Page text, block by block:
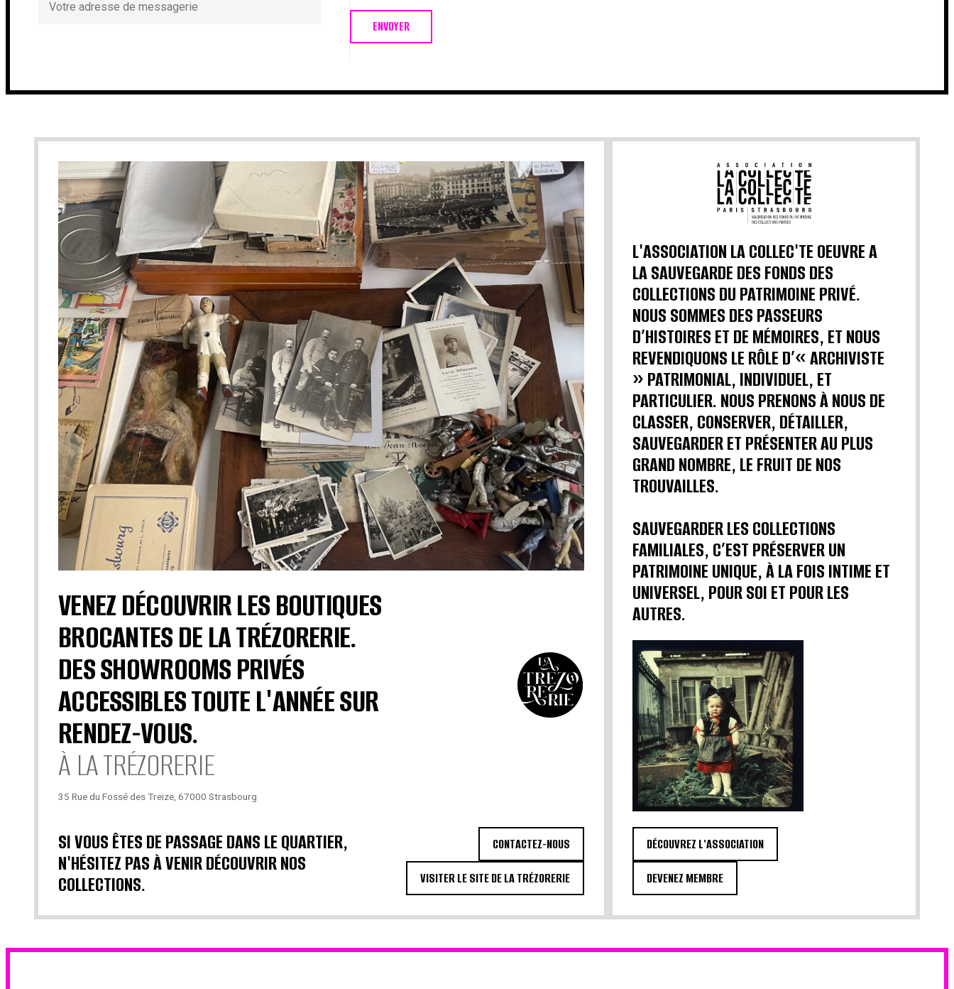
ENVOYER
VENEZ DÉCOUVRIR LES BOUTIQUES
BROCANTES DE LA TRÉZORERIE.
DES SHOWROOMS PRIVÉS
ACCESSIBLES TOUTE L'ANNÉE SUR
RENDEZ-VOUS.
À LA TRÉZORERIE
35 Rue du Fossé des Treize, 67000 Strasbourg
SI VOUS ÊTES DE PASSAGE DANS LE QUARTIER,
N'HÉSITEZ PAS À VENIR DÉCOUVRIR NOS
COLLECTIONS.
CONTACTEZ-NOUS
VISITER LE SITE DE LA TRÉZORERIE
L'ASSOCIATION LA COLLEC'TE OEUVRE A
LA SAUVEGARDE DES FONDS DES
COLLECTIONS DU PATRIMOINE PRIVÉ.
NOUS SOMMES DES PASSEURS
D’HISTOIRES ET DE MÉMOIRES, ET NOUS
REVENDIQUONS LE RÔLE D’« ARCHIVISTE
» PATRIMONIAL, INDIVIDUEL, ET
PARTICULIER. NOUS PRENONS À NOUS DE
CLASSER, CONSERVER, DÉTAILLER,
SAUVEGARDER ET PRÉSENTER AU PLUS
GRAND NOMBRE, LE FRUIT DE NOS
TROUVAILLES.
SAUVEGARDER LES COLLECTIONS
FAMILIALES, C’EST PRÉSERVER UN
PATRIMOINE UNIQUE, À LA FOIS INTIME ET
UNIVERSEL, POUR SOI ET POUR LES
AUTRES.
DÉCOUVREZ L'ASSOCIATION
DEVENEZ MEMBRE